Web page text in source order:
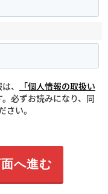
、
「個人情報の取扱い
必ずお読みになり、同
さい。
へ進む